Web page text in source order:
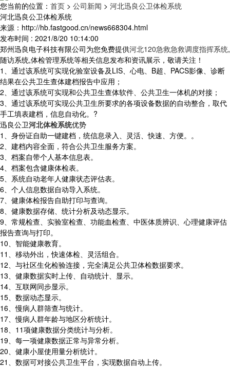
您当前的位置： 首页 > 公司新闻 > 河北迅良公卫体检系统
河北迅良公卫体检系统
来源：http://hb.fastgood.cn/news668304.html
发布时间 : 2021/8/20 10:14:00
郑州迅良电子科技有限公司为您免费提供河北120急救急救调度指挥系统,
随访系统,体检管理系统等相关信息发布和资讯展示，敬请关注！
1、通过该系统可实现化验室设备及LIS、心电、B超、PACS影像、诊断
结果在公共卫生查体建档报告中应用；
2、通过该系统可实现和公共卫生查体软件、公共卫生一体机的对接；
3、通过该系统可实现公共卫生所要求的各项设备数据的自动整合，取代
手工填表建档，信息自动化。?
迅良公卫河北体检系统优势
1、身份证自助一键建档，统信息录入、灵活、快速、方便。。
2、建档内容全面，符合公共卫生服务方案。
3、档案自带个人基本信息表。
4、档案包含健康体检表。
5、系统自动老年人健康状态评估表。
6、个人信息数据自动导入系统。
7、健康体检报告自助打印与查询。
8、健康数据存储、统计分析及动态显示。
9、常规检查、实验室检查、功能血检查、中医体质辨识、心理健康评估
报告查询与打印。
10、智能健康教育。
11、移动外出，快速体检、灵活组合。
12、与社区生化检验连接，完全满足公共卫体检数据要求。
13、健康数据实时上传、自动统计、显示。
14、互联网同步显示。
15、数据动态显示。
16、慢病人群筛查与统计。
17、慢病人群年龄与地区分析统计。
18、11项健康数据分类统计与分析。
19、每一项健康数据正常与异常分析。
20、健康小屋使用量分析统计。
21、数据可对接公共卫生平台，实现数据自动上传。